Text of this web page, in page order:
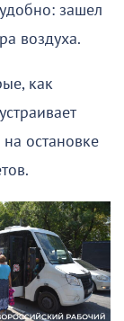
зашел
воздуха.
как
остановке